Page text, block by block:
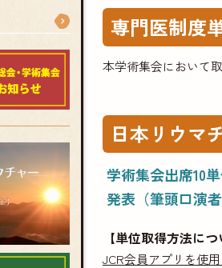
専門医制度
本学術集会において
日本リウマ
学術集会出席10
発表（筆頭口演
【単位取得方法に
JCR会員アプリを使